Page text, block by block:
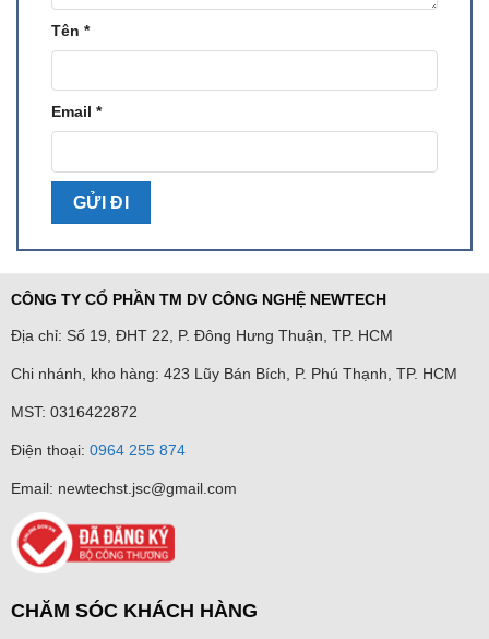
+ Điện trở tối đa trên một đường dây: 100Ω
+ Ngõ ra rơ le báo cháy
Thông số: 3A/125VAC, 3A/30VDC
+ Ngõ ra rơ le báo lỗi
Thông số: 3A/125VAC, 3A/30VDC
+ Nguồn cấp :220/230 VAC; 50Hz/60Hz
+ Ắc quy: 2 x 12VDC / 7Ah
+ Dung lượng tiêu thụ của ắc quy ở chế độ làm việc 24V
Tối thiểu: <155mA
Tối đa: <400mA
+ Nguồn cấp cho các thiết bị ngoại vi:
Điện áp: (24±5)VDC
Dòng điện tối đa (bao gồm dòng ngõ ra giám sát): 1.5A
Tên *
Email *
CÔNG TY CỔ PHẦN TM DV CÔNG NGHỆ NEWTECH
Địa chỉ: Số 19, ĐHT 22, P. Đông Hưng Thuận, TP. HCM
Chi nhánh, kho hàng: 423 Lũy Bán Bích, P. Phú Thạnh, TP. HCM
MST: 0316422872
Điện thoại: 0964 255 874
Email: newtechst.jsc@gmail.com
CHĂM SÓC KHÁCH HÀNG